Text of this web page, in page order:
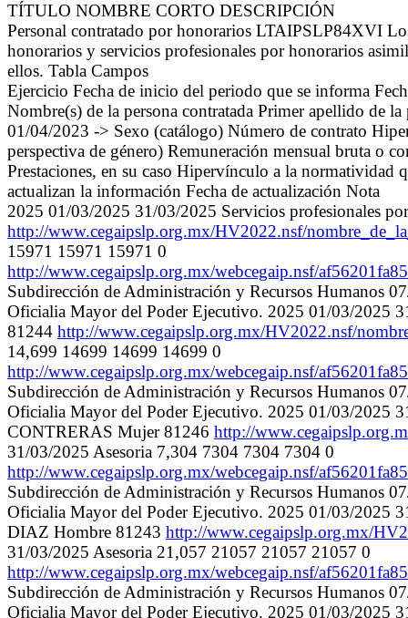
TÍTULO NOMBRE CORTO DESCRIPCIÓN
Personal contratado por honorarios LTAIPSLP84XVI
honorarios y servicios profesionales por honorarios
ellos. Tabla Campos
Ejercicio Fecha de inicio del periodo que se informa
Nombre(s) de la persona contratada Primer apellido de
01/04/2023 -> Sexo (catálogo) Número de contrato
perspectiva de género) Remuneración mensual bruta o
Prestaciones, en su caso Hipervínculo a la normatividad
actualizan la información Fecha de actualización Nota
2025 01/03/2025 31/03/2025 Servicios profesionales
http://www.cegaipslp.org.mx/HV2022.nsf/
15971 15971 15971 0
http://www.cegaipslp.org.mx/webcegaip.nsf/
Subdirección de Administración y Recursos Humanos
Oficialia Mayor del Poder Ejecutivo. 2025 01/03/2025
81244 http://www.cegaipslp.org.mx/HV2022.nsf/
14,699 14699 14699 14699 0
http://www.cegaipslp.org.mx/webcegaip.nsf/
Subdirección de Administración y Recursos Humanos
Oficialia Mayor del Poder Ejecutivo. 2025 01/03/2025
CONTRERAS Mujer 81246 http://
31/03/2025 Asesoria 7,304 7304 7304 7304 0
http://www.cegaipslp.org.mx/webcegaip.nsf/
Subdirección de Administración y Recursos Humanos
Oficialia Mayor del Poder Ejecutivo. 2025 01/03/2025
DIAZ Hombre 81243 http://www.cegaipslp.org.mx/
31/03/2025 Asesoria 21,057 21057 21057 21057 0
http://www.cegaipslp.org.mx/webcegaip.nsf/
Subdirección de Administración y Recursos Humanos
Oficialia Mayor del Poder Ejecutivo. 2025 01/03/2025